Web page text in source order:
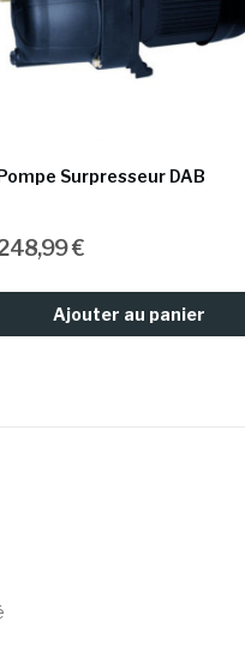
Surpresseur DAB
€
Ajouter au panier